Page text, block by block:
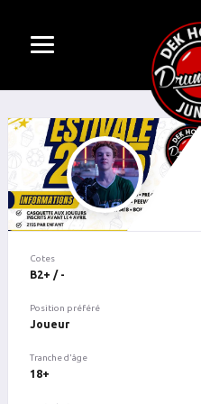
Cotes
B2+ / -
Position préféré
Joueur
Tranche d'âge
18+